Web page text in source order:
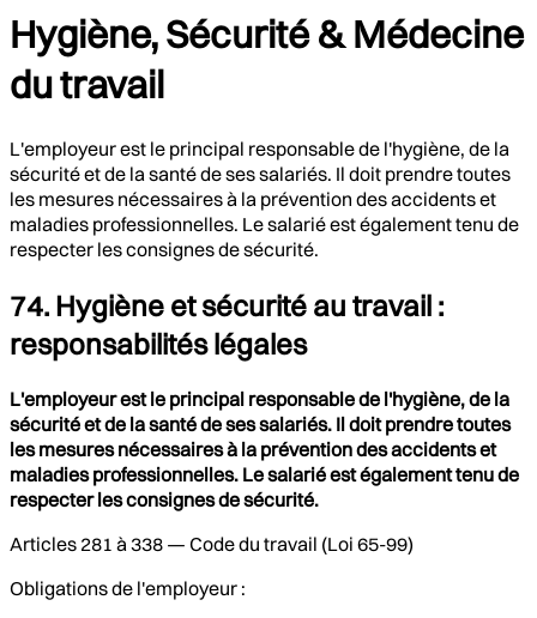
Hygiène, Sécurité & Médecine
du travail
L'employeur est le principal responsable de l'hygiène, de la
sécurité et de la santé de ses salariés. Il doit prendre toutes
les mesures nécessaires à la prévention des accidents et
maladies professionnelles. Le salarié est également tenu de
respecter les consignes de sécurité.
74. Hygiène et sécurité au travail :
responsabilités légales
L'employeur est le principal responsable de l'hygiène, de la
sécurité et de la santé de ses salariés. Il doit prendre toutes
les mesures nécessaires à la prévention des accidents et
maladies professionnelles. Le salarié est également tenu de
respecter les consignes de sécurité.
Articles 281 à 338 — Code du travail (Loi 65-99)
Obligations de l'employeur :